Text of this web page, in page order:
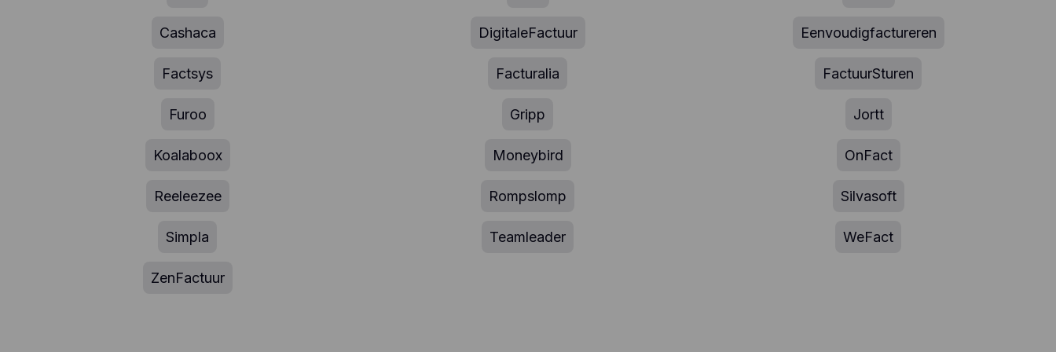
Cashaca DigitaleFactuur Eenvoudigfactureren
Factsys Facturalia FactuurSturen
Furoo Gripp Jortt
Koalaboox Moneybird OnFact
Reeleezee Rompslomp Silvasoft
Simpla Teamleader WeFact
ZenFactuur